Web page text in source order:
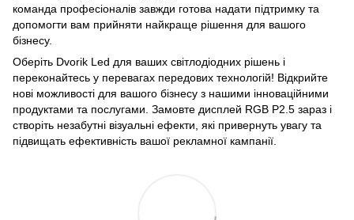
команда професіоналів завжди готова надати підтримку та
допомогти вам прийняти найкраще рішення для вашого
бізнесу.
Оберіть Dvorik Led для ваших світлодіодних рішень і
переконайтесь у перевагах передових технологій! Відкрийте
нові можливості для вашого бізнесу з нашими інноваційними
продуктами та послугами. Замовте дисплей RGB P2.5 зараз і
створіть незабутні візуальні ефекти, які привернуть увагу та
підвищать ефективність вашої рекламної кампанії.